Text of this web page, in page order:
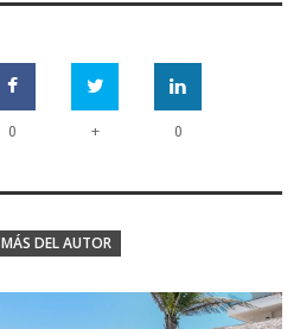
0 + 0
MÁS DEL AUTOR